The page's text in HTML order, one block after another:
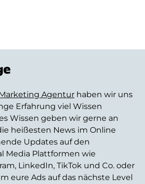
Agentur haben wir uns
Erfahrung viel Wissen
Wissen geben wir gerne an
heißesten News im Online
Updates auf den
Media Plattformen wie
LinkedIn, TikTok und Co. oder
eure Ads auf das nächste Level